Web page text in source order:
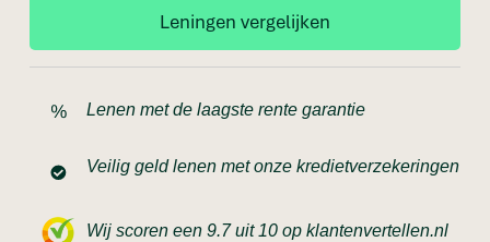
Lenen met de laagste rente garantie
Veilig geld lenen met onze kredietverzekeringen
Wij scoren een 9.7 uit 10 op klantenvertellen.nl